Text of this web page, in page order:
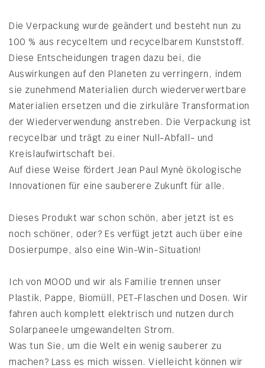
Die Verpackung wurde geändert und besteht nun zu
100 % aus recyceltem und recycelbarem Kunststoff.
Diese Entscheidungen tragen dazu bei, die
Auswirkungen auf den Planeten zu verringern, indem
sie zunehmend Materialien durch wiederverwertbare
Materialien ersetzen und die zirkuläre Transformation
der Wiederverwendung anstreben. Die Verpackung ist
recycelbar und trägt zu einer Null-Abfall- und
Kreislaufwirtschaft bei.
Auf diese Weise fördert Jean Paul Mynè ökologische
Innovationen für eine sauberere Zukunft für alle.
Dieses Produkt war schon schön, aber jetzt ist es
noch schöner, oder? Es verfügt jetzt auch über eine
Dosierpumpe, also eine Win-Win-Situation!
Ich von MOOD und wir als Familie trennen unser
Plastik, Pappe, Biomüll, PET-Flaschen und Dosen. Wir
fahren auch komplett elektrisch und nutzen durch
Solarpaneele umgewandelten Strom.
Was tun Sie, um die Welt ein wenig sauberer zu
machen? Lass es mich wissen. Vielleicht können wir